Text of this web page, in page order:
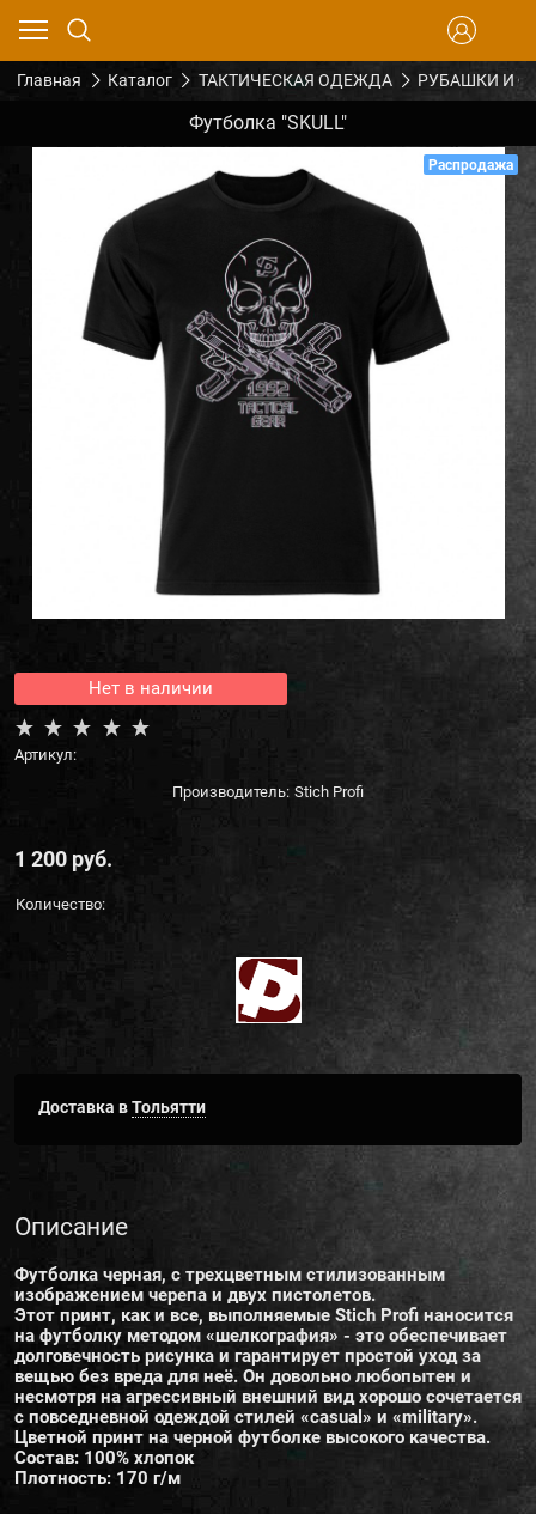
Главная Каталог ТАКТИЧЕСКАЯ ОДЕЖДА РУБАШКИ И
Футболка "SKULL"
Распродажа
Нет в наличии
Артикул:
Производитель: Stich Profi
1 200 руб.
Количество:
Доставка вТольятти
Описание
Футболка черная, с трехцветным стилизованным
изображением черепа и двух пистолетов.
Этот принт, как и все, выполняемые Stich Profi наносится
на футболку методом «шелкография» - это обеспечивает
долговечность рисунка и гарантирует простой уход за
вещью без вреда для неё. Он довольно любопытен и
несмотря на агрессивный внешний вид хорошо сочетается
с повседневной одеждой стилей «casual» и «military».
Цветной принт на черной футболке высокого качества.
Состав: 100% хлопок
Плотность: 170 г/м